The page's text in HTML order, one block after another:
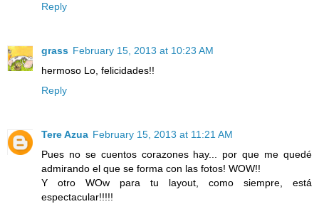
Reply
grass February 15, 2013 at 10:23 AM
hermoso Lo, felicidades!!
Reply
Tere Azua February 15, 2013 at 11:21 AM
Pues no se cuentos corazones hay... por que me quedé
admirando el que se forma con las fotos! WOW!!
Y otro WOw para tu layout, como siempre, está
espectacular!!!!!